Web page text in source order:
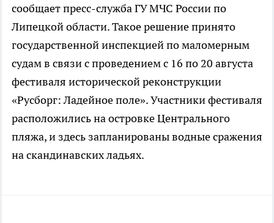
сообщает пресс-служба ГУ МЧС России по
Липецкой области. Такое решение принято
государственной инспекцией по маломерным
судам в связи с проведением с 16 по 20 августа
фестиваля исторической реконструкции
«Русборг: Ладейное поле». Участники фестиваля
расположились на островке Центрального
пляжа, и здесь запланированы водные сражения
на скандинавских ладьях.